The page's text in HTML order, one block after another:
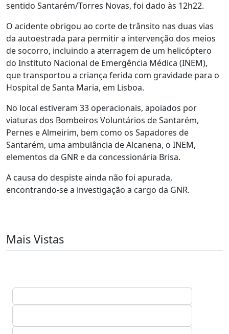
sentido Santarém/Torres Novas, foi dado às 12h22.
O acidente obrigou ao corte de trânsito nas duas vias
da autoestrada para permitir a intervenção dos meios
de socorro, incluindo a aterragem de um helicóptero
do Instituto Nacional de Emergência Médica (INEM),
que transportou a criança ferida com gravidade para o
Hospital de Santa Maria, em Lisboa.
No local estiveram 33 operacionais, apoiados por
viaturas dos Bombeiros Voluntários de Santarém,
Pernes e Almeirim, bem como os Sapadores de
Santarém, uma ambulância de Alcanena, o INEM,
elementos da GNR e da concessionária Brisa.
A causa do despiste ainda não foi apurada,
encontrando-se a investigação a cargo da GNR.
Mais Vistas